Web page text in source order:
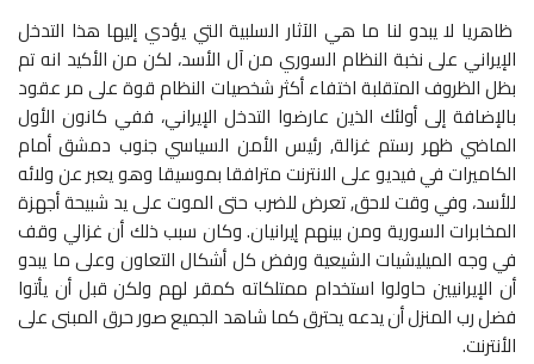
ظاهريا لا يبدو لنا ما هي الآثار السلبية التي يؤدي إليها هذا التدخل
الإيراني على نخبة النظام السوري من آل الأسد، لكن من الأكيد انه تم
بظل الظروف المتقلبة اختفاء أكثر شخصيات النظام قوة على مر عقود
بالإضافة إلى أولئك الذين عارضوا التدخل الإيراني، ففي كانون الأول
الماضي ظهر رستم غزالة, رئيس الأمن السياسي جنوب دمشق أمام
الكاميرات في فيديو على الانترنت مترافقا بموسيقا وهو يعبر عن ولائه
للأسد، وفي وقت لاحق, تعرض للضرب حتى الموت على يد شبيحة أجهزة
المخابرات السورية ومن بينهم إيرانيان. وكان سبب ذلك أن غزالي وقف
في وجه الميليشيات الشيعية ورفض كل أشكال التعاون وعلى ما يبدو
أن الإيرانيين حاولوا استخدام ممتلكاته كمقر لهم ولكن قبل أن يأتوا
فضل رب المنزل أن يدعه يحترق كما شاهد الجميع صور حرق المبنى على
الأنترنت.